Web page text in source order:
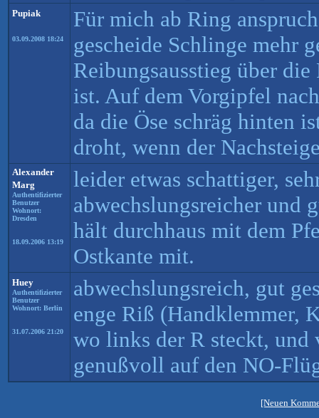
Pupiak
03.09.2008 18:24
Für mich ab Ring
gescheide Schlinge mehr
Reibungsausstieg über
ist. Auf dem Vorgipfel
da die Öse schräg hinten
droht, wenn der
Alexander
Marg
Authentifizierter
Benutzer
Wohnort:
Dresden
18.09.2006 13:19
leider etwas schattiger,
abwechslungsreicher und
hält durchhaus mit dem
Ostkante mit.
Huey
Authentifizierter
Benutzer
Wohnort: Berlin
31.07.2006 21:20
abwechslungsreich, gut
enge Riß (Handklemmer,
wo links der R steckt, und
genußvoll auf den NO-
[Neuen